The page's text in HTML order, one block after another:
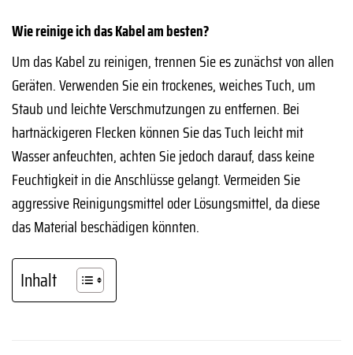
Wie reinige ich das Kabel am besten?
Um das Kabel zu reinigen, trennen Sie es zunächst von allen
Geräten. Verwenden Sie ein trockenes, weiches Tuch, um
Staub und leichte Verschmutzungen zu entfernen. Bei
hartnäckigeren Flecken können Sie das Tuch leicht mit
Wasser anfeuchten, achten Sie jedoch darauf, dass keine
Feuchtigkeit in die Anschlüsse gelangt. Vermeiden Sie
aggressive Reinigungsmittel oder Lösungsmittel, da diese
das Material beschädigen könnten.
Inhalt